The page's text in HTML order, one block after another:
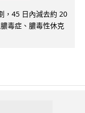
，45 日內減去約 20
毒症、膿毒性休克